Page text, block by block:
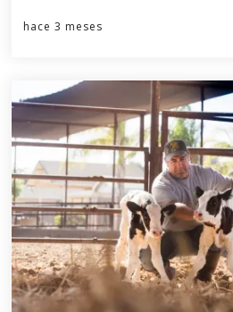
hace 3 meses